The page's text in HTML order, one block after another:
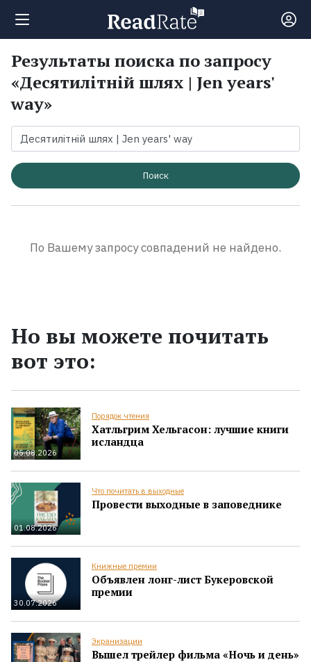
Поиск
Новости
Рейтинги
Экранизации
Результаты поиска по запросу
«Десятилітній шлях | Jen years'
way»
Поиск
По Вашему запросу совпадений не найдено.
Но вы можете почитать
вот это:
05.08.2026
Порядок чтения
Хатльгрим Хельгасон: лучшие книги
исландца
01.08.2026
Что почитать в выходные
Провести выходные в заповеднике
30.07.2026
Книжные премии
Объявлен лонг-лист Букеровской
премии
Экранизации
Вышел трейлер фильма «Ночь и день»